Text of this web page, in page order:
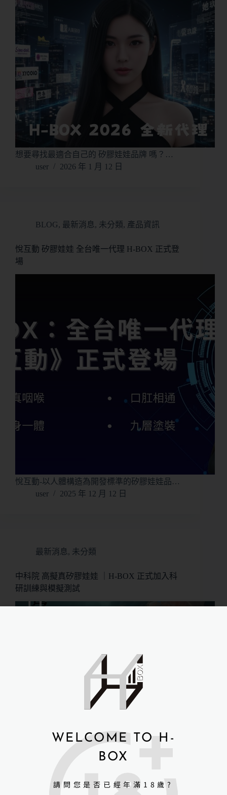
想要尋找最適合自己的 矽膠娃娃品牌 嗎？…
user
2026 年 1 月 12 日
BLOG, 最新消息, 未分類, 產品資訊
悅互動 矽膠娃娃 全台唯一代理 H-BOX 正式登
場
悅互動-以人體構造為開發標準的矽膠娃娃品…
user
2025 年 12 月 12 日
最新消息, 未分類
中科院 高擬真矽膠娃娃 ｜H-BOX 正式加入科
研訓練與模擬測試
WELCOME TO H-
BOX
請問您是否已經年滿18歲?